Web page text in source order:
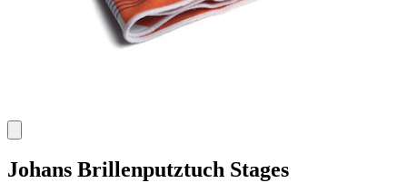
Johans Brillenputztuch Stages